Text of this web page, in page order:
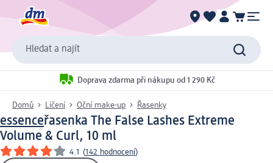
Hledat a najít
Doprava zdarma při nákupu od 1 290 Kč
Domů Líčení Oční make-up Řasenky
essenceřasenka The False Lashes Extreme
Volume & Curl, 10 ml
4.1 (142 hodnocení)